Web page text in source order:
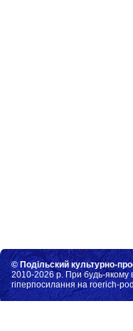
© Подільский культурно-
2010-2026 р. При будь-якому
гіперпосилання на roerich-